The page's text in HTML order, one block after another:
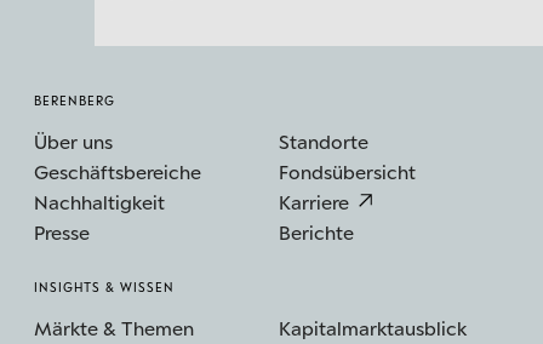
BERENBERG
Über uns
Standorte
Geschäftsbereiche
Fondsübersicht
Nachhaltigkeit
Karriere
Presse
Berichte
INSIGHTS & WISSEN
Märkte & Themen
Kapitalmarktausblick